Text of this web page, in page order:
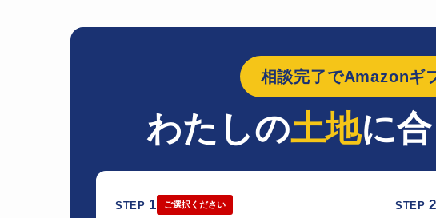
相談完了でAmazonギ
わたしの土地に合
STEP 1 ご選択ください STEP2